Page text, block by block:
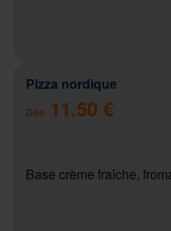
Pizza nordique
Dès 11.50 €
Base crème fraîche,